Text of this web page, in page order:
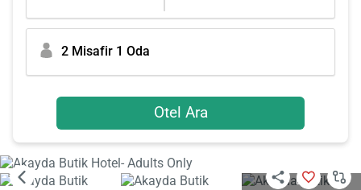
2 Misafir 1 Oda
Otel Ara